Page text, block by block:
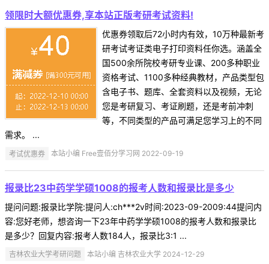
领限时大额优惠券,享本站正版考研考试资料!
优惠券领取后72小时内有效，10万种最新考
研考试考证类电子打印资料任你选。涵盖全
国500余所院校考研专业课、200多种职业
资格考试、1100多种经典教材，产品类型包
含电子书、题库、全套资料以及视频，无论
您是考研复习、考证刷题，还是考前冲刺
等，不同类型的产品可满足您学习上的不同
需求。 ...
考试优惠券 本站小编 Free壹佰分学习网 2022-09-19
报录比23中药学学硕1008的报考人数和报录比是多少
提问问题:报录比学院:提问人:ch***2v时间:2023-09-2009:44提问内
容:您好老师，想咨询一下23年中药学学硕1008的报考人数和报录比
是多少？回复内容:报考人数184人，报录比3:1 ...
吉林农业大学考研问题 本站小编 吉林农业大学 2024-12-29